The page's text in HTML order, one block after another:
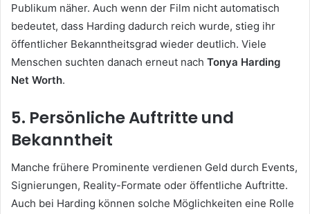
Publikum näher. Auch wenn der Film nicht automatisch
bedeutet, dass Harding dadurch reich wurde, stieg ihr
öffentlicher Bekanntheitsgrad wieder deutlich. Viele
Menschen suchten danach erneut nach Tonya Harding
Net Worth.
5. Persönliche Auftritte und
Bekanntheit
Manche frühere Prominente verdienen Geld durch Events,
Signierungen, Reality-Formate oder öffentliche Auftritte.
Auch bei Harding können solche Möglichkeiten eine Rolle